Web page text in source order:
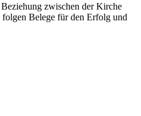
zwischen der Kirche
Belege für den Erfolg und